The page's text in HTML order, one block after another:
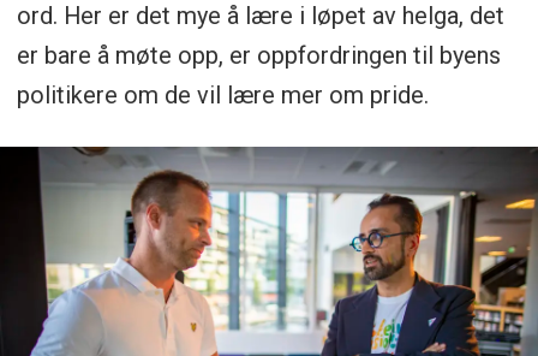
ord. Her er det mye å lære i løpet av helga, det
er bare å møte opp, er oppfordringen til byens
politikere om de vil lære mer om pride.